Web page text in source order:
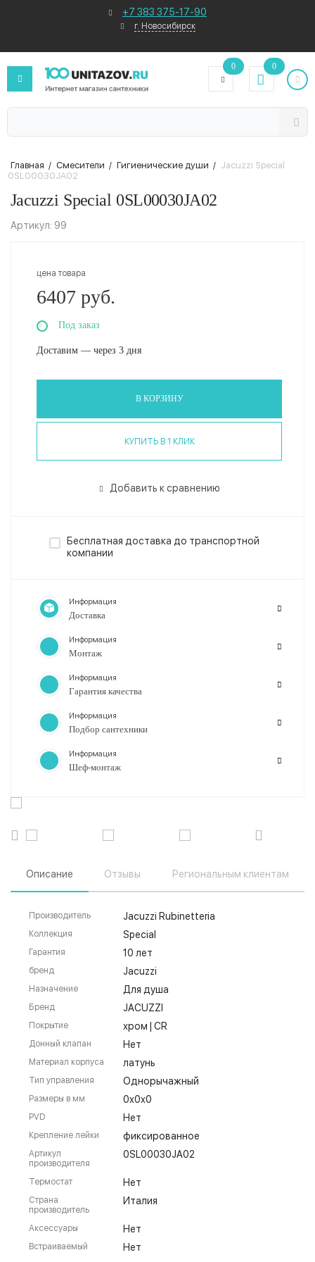
+7 383 375-17-90
г. Новосибирск
0 0
Главная / Смесители / Гигиенические души / Jacuzzi Special
0SL00030JA02
Jacuzzi Special 0SL00030JA02
Артикул: 99
цена товара
6407 руб.
Под заказ
Доставим — через 3 дня
В КОРЗИНУ
КУПИТЬ В 1 КЛИК
Добавить к сравнению
Бесплатная доставка до транспортной
компании
Информация
Доставка
Информация
Монтаж
Информация
Гарантия качества
Информация
Подбор сантехники
Информация
Шеф-монтаж
Описание Отзывы Региональным клиентам
Производитель Jacuzzi Rubinetteria
Коллекция Special
Гарантия 10 лет
бренд Jacuzzi
Назначение Для душа
Бренд JACUZZI
Покрытие хром | CR
Донный клапан Нет
Материал корпуса латунь
Тип управления Однорычажный
Размеры в мм 0x0x0
PVD Нет
Крепление лейки фиксированное
Артикул
производителя
0SL00030JA02
Термостат Нет
Страна
производитель
Италия
Аксессуары Нет
Встраиваемый Нет